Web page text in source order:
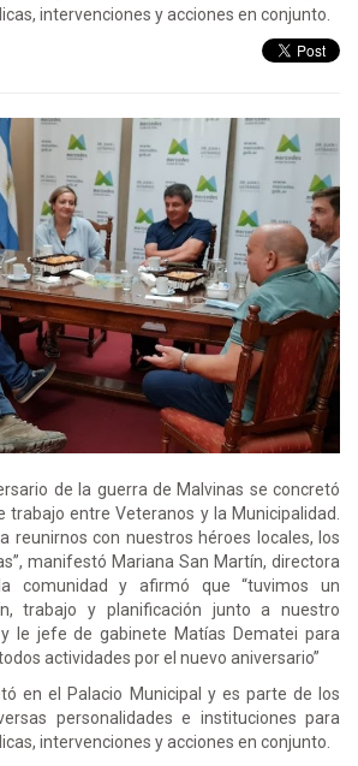
intervenciones y acciones en conjunto.
de la guerra de Malvinas se concretó
trabajo entre Veteranos y la Municipalidad.
reunirnos con nuestros héroes locales, los
manifestó Mariana San Martín, directora
comunidad y afirmó que “tuvimos un
trabajo y planificación junto a nuestro
le jefe de gabinete Matías Dematei para
actividades por el nuevo aniversario”
en el Palacio Municipal y es parte de los
personalidades e instituciones para
intervenciones y acciones en conjunto.